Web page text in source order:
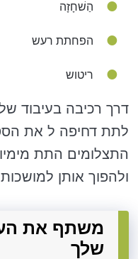
הַשׁחָזָה
הפחתת רעש
ריטוש
דרך רכיבה בעיבוד
לתת דחיפה ל את
התצלומים התת
ולהפוך אותן
משתף את
שלך